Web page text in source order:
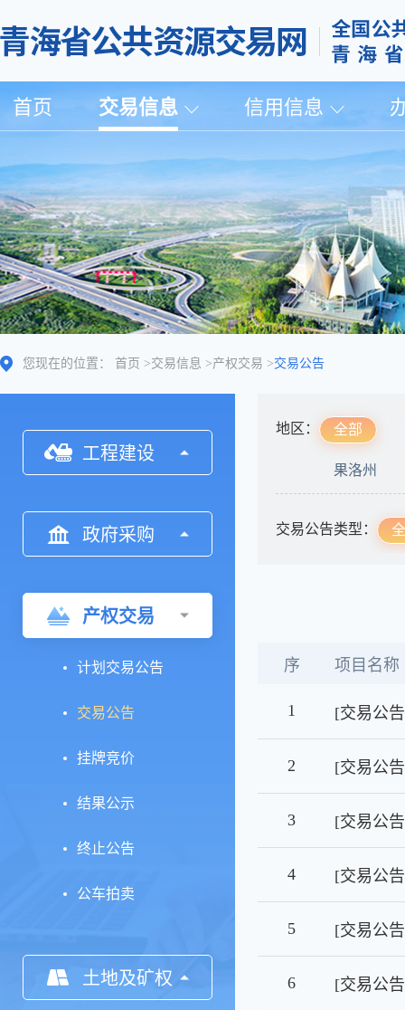
首页 交易信息 信用信息
您现在的位置： 首页 >交易信息 >产权交易 >交易公告
工程建设
政府采购
产权交易
计划交易公告
交易公告
挂牌竞价
结果公示
终止公告
公车拍卖
土地及矿权
地区： 全部
果洛州
交易公告类型：
序 项目名称
1
2 [交易公
3
4 [交易公
5
6 [交易公